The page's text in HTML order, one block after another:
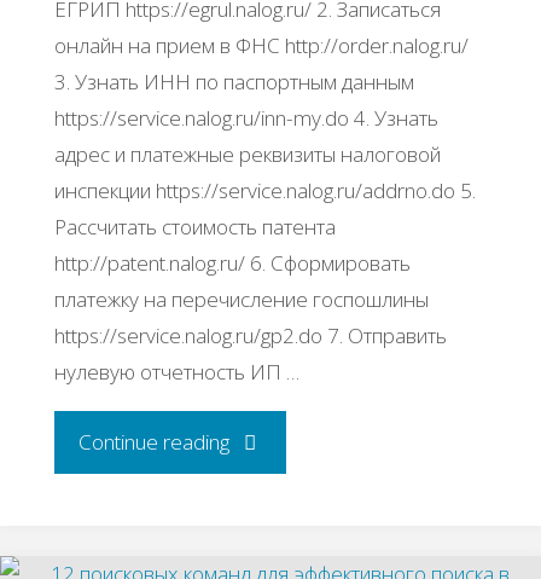
ЕГРИП https://egrul.nalog.ru/ 2. Записаться
онлайн на прием в ФНС http://order.nalog.ru/
3. Узнать ИНН по паспортным данным
https://service.nalog.ru/inn-my.do 4. Узнать
адрес и платежные реквизиты налоговой
инспекции https://service.nalog.ru/addrno.do 5.
Рассчитать стоимость патента
http://patent.nalog.ru/ 6. Сформировать
платежку на перечисление госпошлины
https://service.nalog.ru/gp2.do 7. Отправить
нулевую отчетность ИП …
Continue reading"15
сервисов